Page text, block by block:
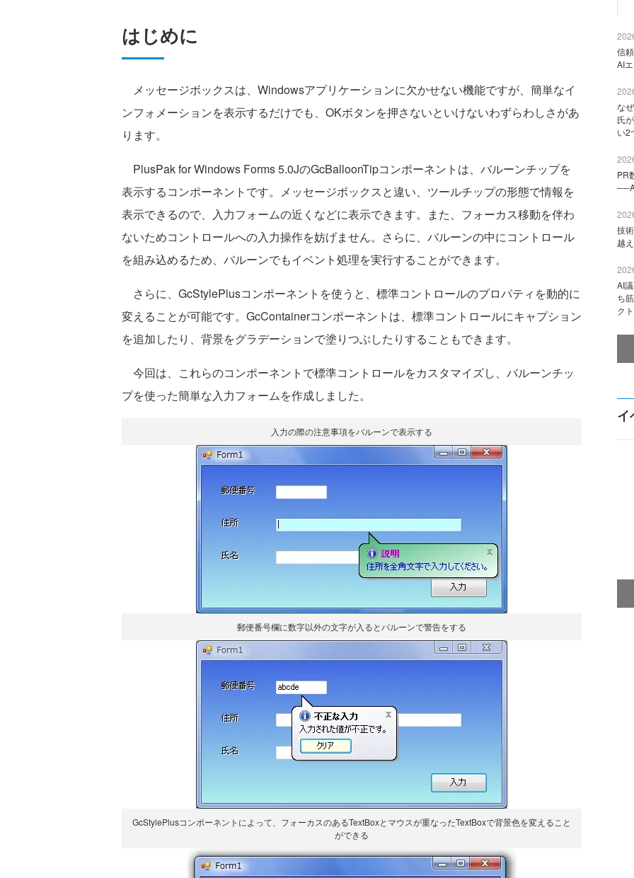
はじめに
メッセージボックスは、Windowsアプリケーションに欠かせない機能ですが、簡単なイ
ンフォメーションを表示するだけでも、OKボタンを押さないといけないわずらわしさがあ
ります。
PlusPak for Windows Forms 5.0JのGcBalloonTipコンポーネントは、バルーンチップを
表示するコンポーネントです。メッセージボックスと違い、ツールチップの形態で情報を
表示できるので、入力フォームの近くなどに表示できます。また、フォーカス移動を伴わ
ないためコントロールへの入力操作を妨げません。さらに、バルーンの中にコントロール
を組み込めるため、バルーンでもイベント処理を実行することができます。
さらに、GcStylePlusコンポーネントを使うと、標準コントロールのプロパティを動的に
変えることが可能です。GcContainerコンポーネントは、標準コントロールにキャプション
を追加したり、背景をグラデーションで塗りつぶしたりすることもできます。
今回は、これらのコンポーネントで標準コントロールをカスタマイズし、バルーンチッ
プを使った簡単な入力フォームを作成しました。
入力の際の注意事項をバルーンで表示する
郵便番号欄に数字以外の文字が入るとバルーンで警告をする
GcStylePlusコンポーネントによって、フォーカスのあるTextBoxとマウスが重なったTextBoxで背景色を変えること
ができる
信
AI
な
氏
い2
PR
技
越
AI
ち
ク
イ